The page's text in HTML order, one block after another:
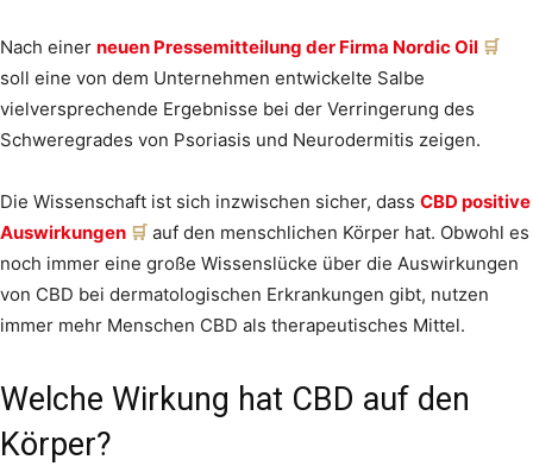
Nach einer neuen Pressemitteilung der Firma Nordic Oil
soll eine von dem Unternehmen entwickelte Salbe
vielversprechende Ergebnisse bei der Verringerung des
Schweregrades von Psoriasis und Neurodermitis zeigen.
Die Wissenschaft ist sich inzwischen sicher, dass CBD positive
Auswirkungen
auf den menschlichen Körper hat. Obwohl es
noch immer eine große Wissenslücke über die Auswirkungen
von CBD bei dermatologischen Erkrankungen gibt, nutzen
immer mehr Menschen CBD als therapeutisches Mittel.
Welche Wirkung hat CBD auf den
Körper?